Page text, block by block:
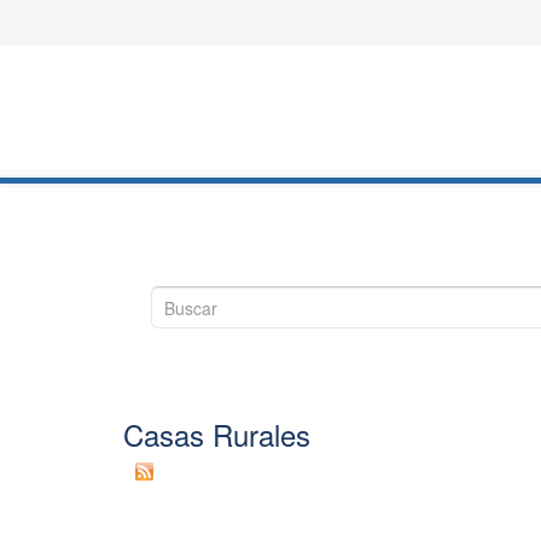
Casas Rurales